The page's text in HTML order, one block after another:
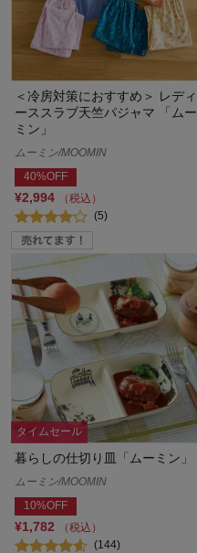
＜冷房対策におすすめ＞ レディ
ーススラブ天竺パジャマ 「ムー
ミン」
ムーミン/MOOMIN
40%OFF
¥2,994
（税込）
(5)
タイムセール
暮らしの仕切り皿「ムーミン」
ムーミン/MOOMIN
10%OFF
¥1,782
（税込）
(144)